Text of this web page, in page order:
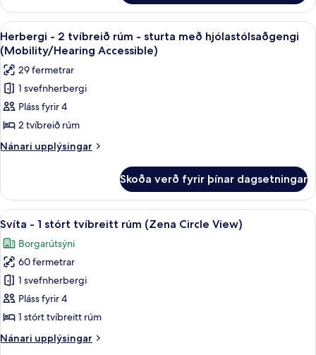
(Zena)
-
tvíbreið
rúm
-
borgarsýn
(Zena)
Skoða
allar
myndir
fyrir
Herbergi
-
2
tvíbreið
sturta
með
hjólastólsaðgengi
(Mobility/Hearing
Accessible)
8
Herbergi - 2 tvíbreið rúm - sturta með hjólastólsaðgengi
(Mobility/Hearing Accessible)
29 fermetrar
1 svefnherbergi
Pláss fyrir 4
2 tvíbreið rúm
Nánari upplýsingar
Nánari
-
tvíbreið
-
sturta
með
hjólastólsaðgengi
(Mobility/Hearing
Accessible)
Skoða verð fyrir þínar dagsetningar
Skoða
allar
myndir
fyrir
Svíta
-
1
tvíbreitt
Ítölsk Frette-rúmföt, rúmföt af
11
Svíta - 1 stórt tvíbreitt rúm (Zena Circle View)
Borgarútsýni
60 fermetrar
1 svefnherbergi
Pláss fyrir 4
1 stórt tvíbreitt rúm
Nánari upplýsingar
Nánari